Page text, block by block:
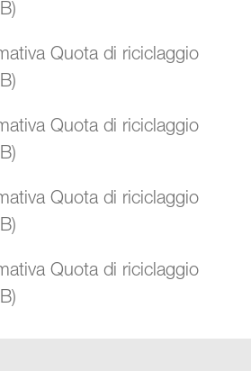
)
Quota di riciclaggio
)
Quota di riciclaggio
)
Quota di riciclaggio
)
Quota di riciclaggio
)